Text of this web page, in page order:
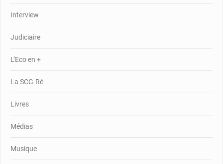
Interview
Judiciaire
L’Eco en +
La SCG-Ré
Livres
Médias
Musique